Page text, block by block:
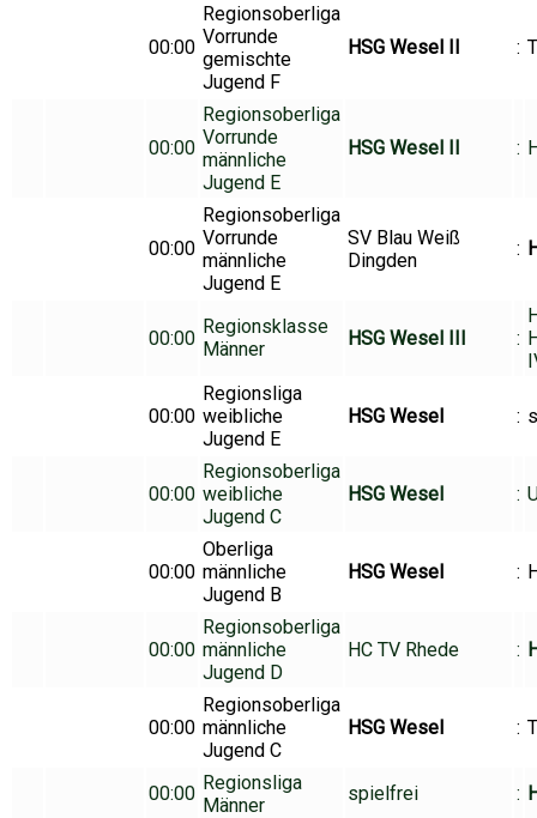
00:00
Regionsoberliga
Vorrunde
gemischte
Jugend F
HSG Wesel II :
00:00
Regionsoberliga
Vorrunde
männliche
Jugend E
HSG Wesel II :
00:00
Regionsoberliga
Vorrunde
männliche
Jugend E
SV Blau Weiß
Dingden
:
00:00
Regionsklasse
Männer
HSG Wesel III :
00:00
Regionsliga
weibliche
Jugend E
HSG Wesel :
00:00
Regionsoberliga
weibliche
Jugend C
HSG Wesel :
00:00
Oberliga
männliche
Jugend B
HSG Wesel :
00:00
Regionsoberliga
männliche
Jugend D
HC TV Rhede :
00:00
Regionsoberliga
männliche
Jugend C
HSG Wesel :
00:00 Regionsliga
Männer
spielfrei :